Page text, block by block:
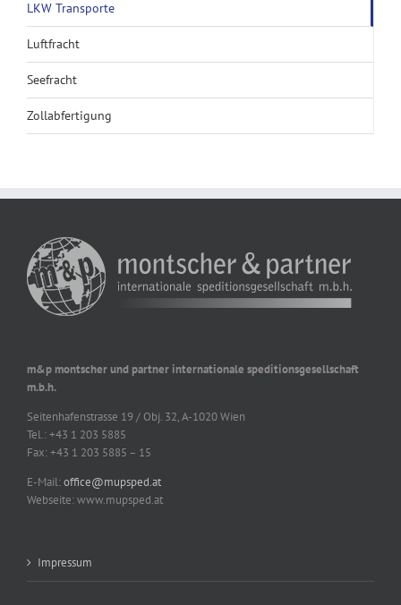
LKW Transporte
Luftfracht
Seefracht
Zollabfertigung
m&p montscher und partner internationale speditionsgesellschaft
m.b.h.
Seitenhafenstrasse 19 / Obj. 32, A-1020 Wien
Tel.: +43 1 203 5885
Fax: +43 1 203 5885 – 15
E-Mail:office@mupsped.at
Webseite: www.mupsped.at
Impressum